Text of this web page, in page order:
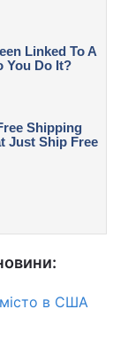
в США